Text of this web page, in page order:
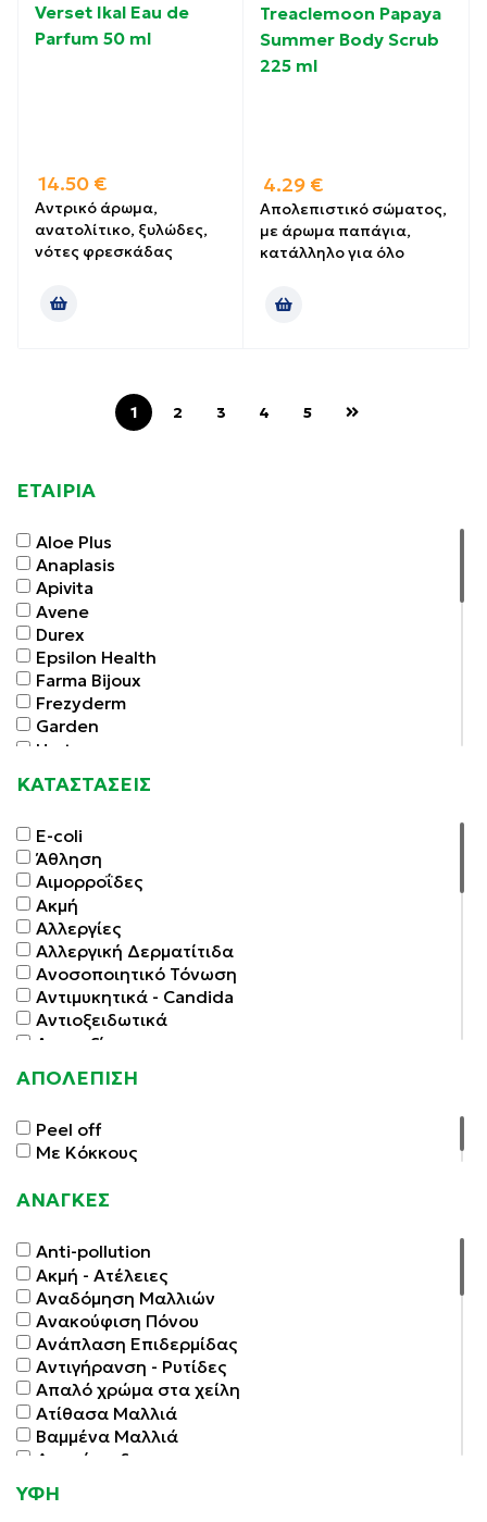
ΕΤΑΙΡΙΑ
Aloe Plus
Anaplasis
Apivita
Avene
Durex
Epsilon Health
Farma Bijoux
Frezyderm
Garden
Hartmann
Korres
Lorin Cosmetics
Macrovita
Marvis
Natura Siberica
Organic Shop
Pharmasept
Pierre Fabre Hellas
Scholl
Septona
Treaclemoon
Mr. White
Votavia
ΚΑΤΑΣΤΑΣΕΙΣ
E-coli
Άθληση
Αιμορροΐδες
Ακμή
Αλλεργίες
Αλλεργική Δερματίτιδα
Ανοσοποιητικό Τόνωση
Αντιμυκητικά - Candida
Αντιοξειδωτικά
Αποτοξίνωση
Δυσκοιλιότητα
Έκζεμα Ατοπικό
Επούλωση Πληγών
Κατακράτηση Υγρών - Κυτταρίτιδα
Μαλλιά - Δέρμα - Νύχια
Ξηρότητα Κόλπου
Ουλίτιδα - Πρόληψη
Ουρολοίμωξη - Κυστίτιδα
Πεπτικό - Γαστρεντερικό
Πόνοι - Φλεγμονές
Σεξουαλικότητα Τόνωση
Σύνδρομο Ευερέθιστου Εντέρου
Τόνωση - Ενέργεια
Υγεία Νυχιών
ΑΠΟΛΕΠΙΣΗ
Peel off
Με Κόκκους
ΑΝΑΓΚΕΣ
Αnti-pollution
Ακμή - Ατέλειες
Αναδόμηση Μαλλιών
Ανακούφιση Πόνου
Ανάπλαση Επιδερμίδας
Αντιγήρανση - Ρυτίδες
Απαλό χρώμα στα χείλη
Ατίθασα Μαλλιά
Βαμμένα Μαλλιά
Δερμάτιτιδα
Ενυδάτωση
Ενυδάτωση & Θρέψη
ΥΦΗ
Verset Ikal Eau de
Parfum 50 ml
14.50 €
Αντρικό άρωμα,
ανατολίτικο, ξυλώδες,
νότες φρεσκάδας
Treaclemoon Papaya
Summer Bοdy Scrub
225 ml
4.29 €
Απολεπιστικό σώματος,
με άρωμα παπάγια,
κατάλληλο για όλο
1 2 3 4 5